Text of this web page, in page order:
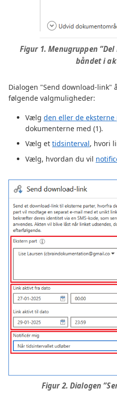
Figur 1. Menugruppen
båndet i
Dialogen "Send download-link"
følgende valgmuligheder:
Vælg den eller de eksterne
dokumenterne med (1).
Vælg et tidsinterval, hvori
Vælg, hvordan du vil
Figur 2. Dialogen